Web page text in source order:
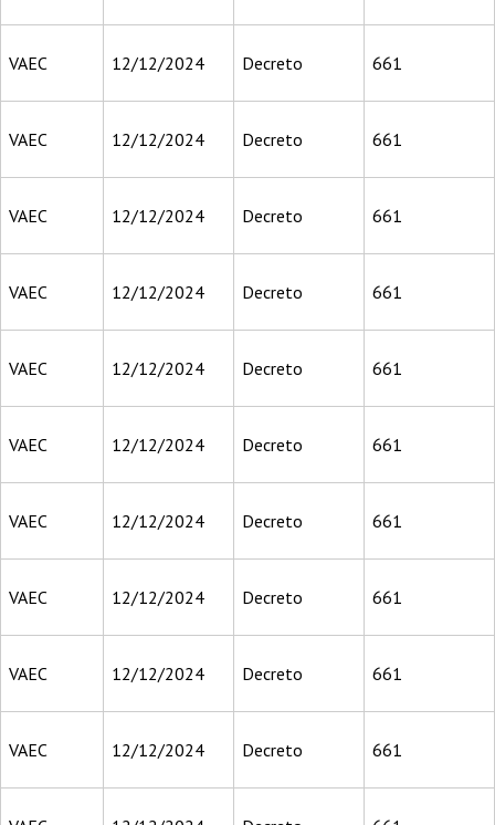
VAEC 12/12/2024 Decreto 661
VAEC 12/12/2024 Decreto 661
VAEC 12/12/2024 Decreto 661
VAEC 12/12/2024 Decreto 661
VAEC 12/12/2024 Decreto 661
VAEC 12/12/2024 Decreto 661
VAEC 12/12/2024 Decreto 661
VAEC 12/12/2024 Decreto 661
VAEC 12/12/2024 Decreto 661
VAEC 12/12/2024 Decreto 661